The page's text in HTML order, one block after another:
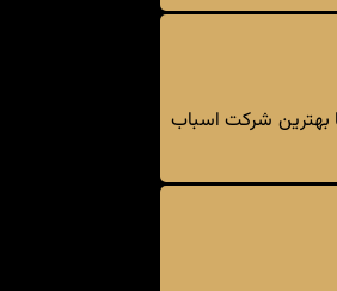
بهترین شرکت اسباب